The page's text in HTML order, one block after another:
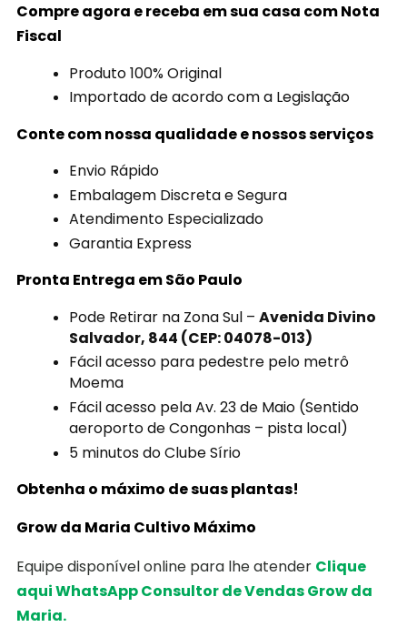
Compre agora e receba em sua casa com Nota
Fiscal
Produto 100% Original
Importado de acordo com a Legislação
Conte com nossa qualidade e nossos serviços
Envio Rápido
Embalagem Discreta e Segura
Atendimento Especializado
Garantia Express
Pronta Entrega em São Paulo
Pode Retirar na Zona Sul –Avenida Divino
Salvador, 844 (CEP: 04078-013)
Fácil acesso para pedestre pelo metrô
Moema
Fácil acesso pela Av. 23 de Maio (Sentido
aeroporto de Congonhas – pista local)
5 minutos do Clube Sírio
Obtenha o máximo de suas plantas!
Grow da Maria Cultivo Máximo
Equipe disponível online para lhe atender Clique
aqui WhatsApp Consultor de Vendas Grow da
Maria.